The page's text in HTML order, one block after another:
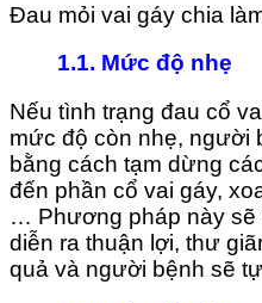
Đau mỏi vai gáy chia
1.1. Mức độ nhẹ
Nếu tình trạng đau cổ
mức độ còn nhẹ, người
bằng cách tạm dừng
đến phần cổ vai gáy,
… Phương pháp này sẽ
diễn ra thuận lợi, thư
quả và người bệnh sẽ